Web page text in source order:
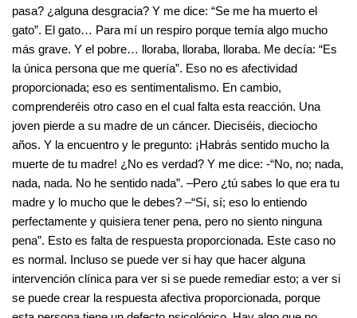
pasa? ¿alguna desgracia? Y me dice: “Se me ha muerto el
gato”. El gato… Para mí un respiro porque temía algo mucho
más grave. Y el pobre… lloraba, lloraba, lloraba. Me decía: “Es
la única persona que me quería”. Eso no es afectividad
proporcionada; eso es sentimentalismo. En cambio,
comprenderéis otro caso en el cual falta esta reacción. Una
joven pierde a su madre de un cáncer. Dieciséis, dieciocho
años. Y la encuentro y le pregunto: ¡Habrás sentido mucho la
muerte de tu madre! ¿No es verdad? Y me dice: -“No, no; nada,
nada, nada. No he sentido nada”. –Pero ¿tú sabes lo que era tu
madre y lo mucho que le debes? –“Sí, sí; eso lo entiendo
perfectamente y quisiera tener pena, pero no siento ninguna
pena”. Esto es falta de respuesta proporcionada. Este caso no
es normal. Incluso se puede ver si hay que hacer alguna
intervención clínica para ver si se puede remediar esto; a ver si
se puede crear la respuesta afectiva proporcionada, porque